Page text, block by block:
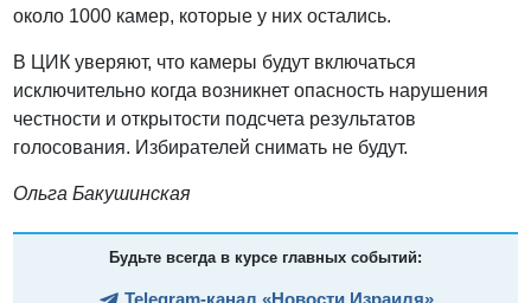
около 1000 камер, которые у них остались.
В ЦИК уверяют, что камеры будут включаться
исключительно когда возникнет опасность нарушения
честности и открытости подсчета результатов
голосования. Избирателей снимать не будут.
Ольга Бакушинская
Будьте всегда в курсе главных событий: